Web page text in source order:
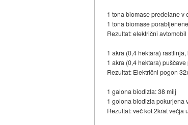
1 tona biomase predelane v
1 tona biomase
Rezultat: električni
1 akra (0,4 hektara)
1 akra (0,4 hektara)
Rezultat: Električni pogon
1 galona biodizla: 38 milj
1 golona biodizla pokurjena
Rezultat: več kot 2krat večja